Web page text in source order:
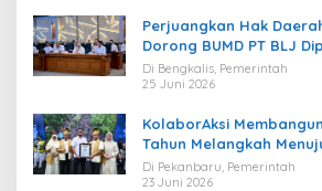
Perjuangkan Hak
Dorong BUMD PT BLJ
Migas
Di Bengkalis, Pemerintah
25 Juni 2026
KolaborAksi
Tahun Melangkah
Maju
Di Pekanbaru, Pemerintah
23 Juni 2026